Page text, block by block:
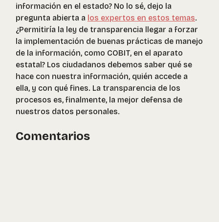
información en el estado? No lo sé, dejo la
pregunta abierta a los expertos en estos temas.
¿Permitiría la ley de transparencia llegar a forzar
la implementación de buenas prácticas de manejo
de la información, como COBIT, en el aparato
estatal? Los ciudadanos debemos saber qué se
hace con nuestra información, quién accede a
ella, y con qué fines. La transparencia de los
procesos es, finalmente, la mejor defensa de
nuestros datos personales.
Comentarios